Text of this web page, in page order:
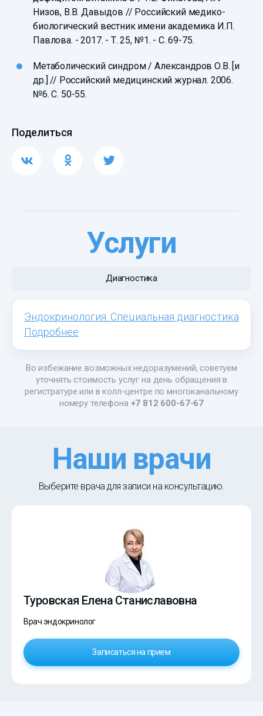
Низов, В.В. Давыдов // Российский медико-
биологический вестник имени академика И.П.
Павлова. - 2017. - Т. 25, №1. - С. 69-75.
Метаболический синдром / Александров О.В. [и
др.] // Российский медицинский журнал. 2006.
№6. С. 50-55.
Поделиться
Услуги
Диагностика
Эндокринология. Специальная диагностика
Подробнее
Во избежание возможных недоразумений, советуем
уточнять стоимость услуг на день обращения в
регистратуре или в колл-центре по многоканальному
номеру телефона +7 812 600-67-67
Наши врачи
Выберите врача для записи на консультацию.
Туровская Елена Станиславовна
Врач эндокринолог
Записаться на прием